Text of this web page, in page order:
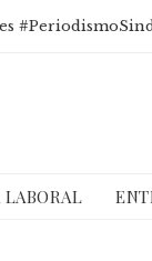
LABORAL